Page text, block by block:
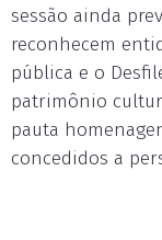
sessão ainda
reconhecem
pública e o
patrimônio
pauta
concedidos a